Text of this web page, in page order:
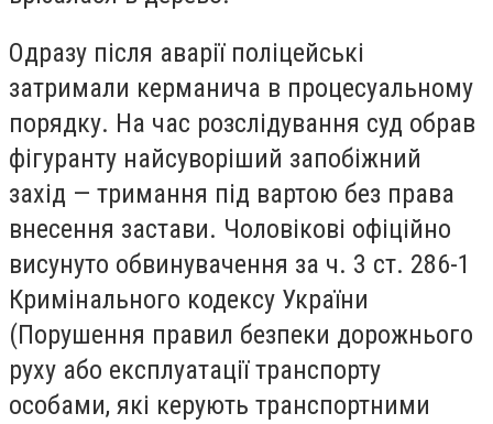
Одразу після аварії поліцейські
затримали керманича в процесуальному
порядку. На час розслідування суд обрав
фігуранту найсуворіший запобіжний
захід — тримання під вартою без права
внесення застави. Чоловікові офіційно
висунуто обвинувачення за ч. 3 ст. 286-1
Кримінального кодексу України
(Порушення правил безпеки дорожнього
руху або експлуатації транспорту
особами, які керують транспортними